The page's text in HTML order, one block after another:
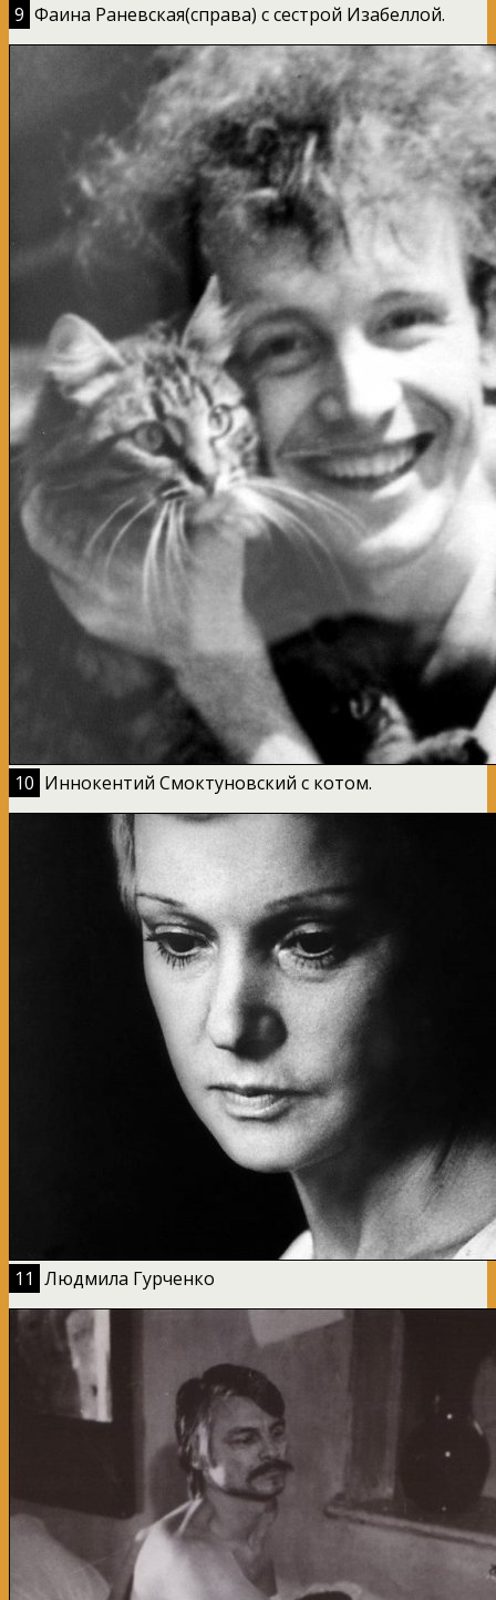
9 Фаина Раневская(справа) с сестрой Изабеллой.
10 Иннокентий Смоктуновский с котом.
11 Людмила Гурченко